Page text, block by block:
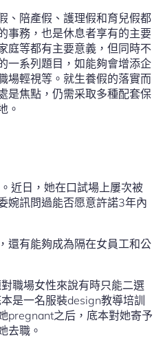
、陪產假、護理假和育兒假都
事務，也是休息者享有的主要
庭等都有主要意義，但同時不
一系列題目，如能夠會增添企
場輕視等。就生養假的落實而
是焦點，仍需采取多種配套保
。
近日，她在口試場上屢次被
婉訊問過能否愿意許諾3年內
還有能夠成為隔在女員工和公
職場女性來說有時只能二選
是一名服裝design教導培訓
pregnant之后，底本對她寄予
去職。